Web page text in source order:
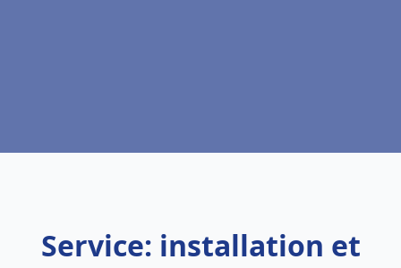
Service: installation et